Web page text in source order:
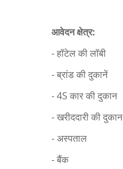
आवेदन क्षेत्र:
- हॉटेल की लॉबी
- ब्रांड की दुकानें
- 4S कार की दुकान
- खरीददारी की दुकान
- अस्पताल
- बैंक